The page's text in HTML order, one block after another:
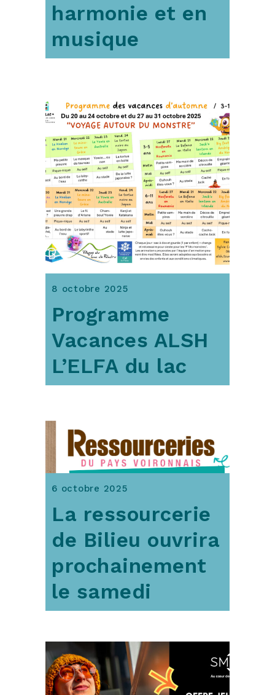
harmonie et en
musique
8 octobre 2025
Programme
Vacances ALSH
L’ELFA du lac
6 octobre 2025
La ressourcerie
de Bilieu ouvrira
prochainement
le samedi